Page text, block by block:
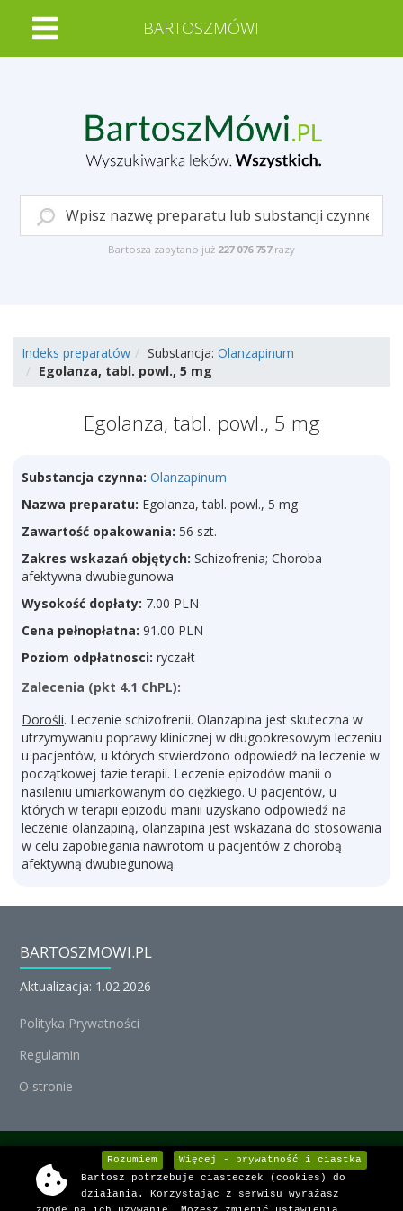
BARTOSZMÓWI
Bartosza zapytano już 227 076 757 razy
Indeks preparatów Substancja: Olanzapinum
Egolanza, tabl. powl., 5 mg
Egolanza, tabl. powl., 5 mg
Substancja czynna: Olanzapinum
Nazwa preparatu: Egolanza, tabl. powl., 5 mg
Zawartość opakowania: 56 szt.
Zakres wskazań objętych: Schizofrenia; Choroba
afektywna dwubiegunowa
Wysokość dopłaty: 7.00 PLN
Cena pełnopłatna: 91.00 PLN
Poziom odpłatnosci: ryczałt
Zalecenia (pkt 4.1 ChPL):
Dorośli. Leczenie schizofrenii. Olanzapina jest skuteczna w
utrzymywaniu poprawy klinicznej w długookresowym leczeniu
u pacjentów, u których stwierdzono odpowiedź na leczenie w
początkowej fazie terapii. Leczenie epizodów manii o
nasileniu umiarkowanym do ciężkiego. U pacjentów, u
których w terapii epizodu manii uzyskano odpowiedź na
leczenie olanzapiną, olanzapina jest wskazana do stosowania
w celu zapobiegania nawrotom u pacjentów z chorobą
afektywną dwubiegunową.
BARTOSZMOWI.PL
Aktualizacja: 1.02.2026
Polityka Prywatności
Regulamin
O stronie
© Michał Nedoszytko 2026, Wszystkie prawa zastrzeżone.
Informacje o lekach dostarcza:
Rozumiem
Więcej - prywatność i ciastka
Bartosz potrzebuje ciasteczek (cookies) do
działania. Korzystając z serwisu wyrażasz